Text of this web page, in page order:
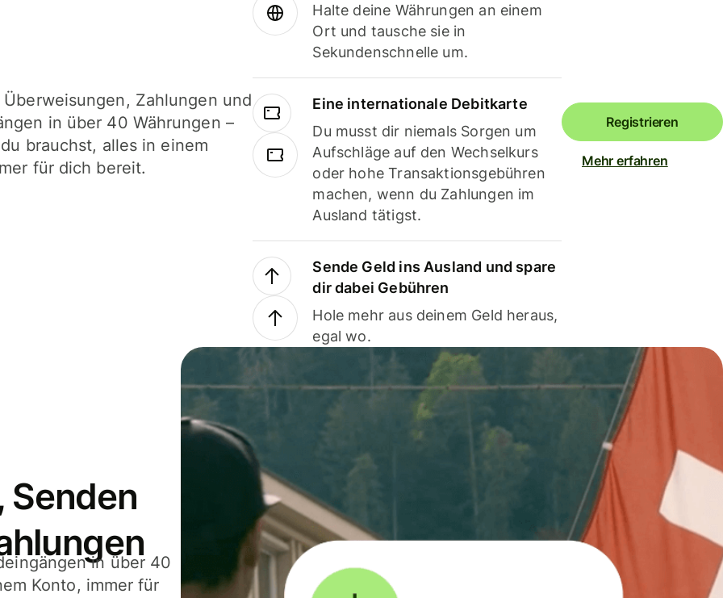
Zahlungen und
in über 40 Währungen –
brauchst, alles in einem
für dich bereit.
Halte deine Währungen an einem
Ort und tausche sie in
Sekundenschnelle um.
Eine internationale Debitkarte
Du musst dir niemals Sorgen um
Aufschläge auf den Wechselkurs
oder hohe Transaktionsgebühren
machen, wenn du Zahlungen im
Ausland tätigst.
Sende Geld ins Ausland und spare
dir dabei Gebühren
Hole mehr aus deinem Geld heraus,
egal wo.
Registrieren
Mehr erfahren
Senden
in über 40
Konto, immer für